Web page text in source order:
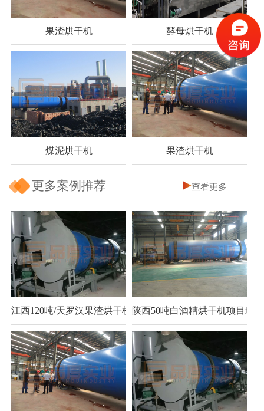
果渣烘干机 酵母烘干机
煤泥烘干机 果渣烘干机
更多案例推荐 查看更多
江西120吨/天罗汉果渣烘干机项目陕西50吨白酒糟烘干机项目现场